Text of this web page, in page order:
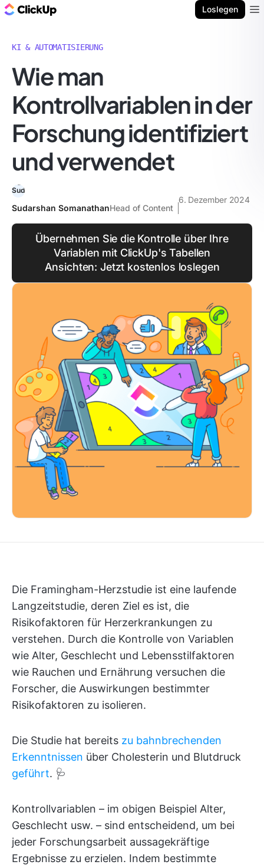
Loslegen
KI & AUTOMATISIERUNG
Wie man
Kontrollvariablen in der
Forschung identifiziert
und verwendet
Sudarshan SomanathanHead of Content
6. Dezember 2024
Übernehmen Sie die Kontrolle über Ihre
Variablen mit ClickUp's Tabellen
Ansichten: Jetzt kostenlos loslegen
Die Framingham-Herzstudie ist eine laufende
Langzeitstudie, deren Ziel es ist, die
Risikofaktoren für Herzerkrankungen zu
verstehen. Durch die Kontrolle von Variablen
wie Alter, Geschlecht und Lebensstilfaktoren
wie Rauchen und Ernährung versuchen die
Forscher, die Auswirkungen bestimmter
Risikofaktoren zu isolieren.
Die Studie hat bereits zu bahnbrechenden
Erkenntnissen über Cholesterin und Blutdruck
geführt. 🩺
Kontrollvariablen – im obigen Beispiel Alter,
Geschlecht usw. – sind entscheidend, um bei
jeder Forschungsarbeit aussagekräftige
Ergebnisse zu erzielen. Indem bestimmte